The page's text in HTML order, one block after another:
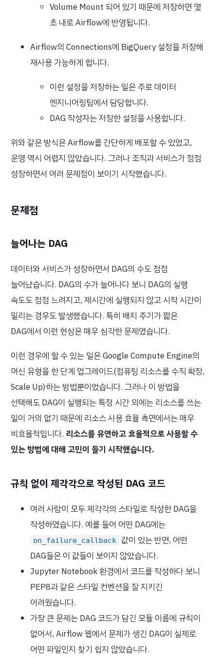
Volume Mount 되어 있기 때문에 저장하면 몇
초 내로 Airflow에 반영됩니다.
Airflow의 Connections에 BigQuery 설정을 저장해
재사용 가능하게 합니다.
이런 설정을 저장하는 일은 주로 데이터
엔지니어링팀에서 담당합니다.
DAG 작성자는 저장한 설정을 사용합니다.
위와 같은 방식은 Airflow를 간단하게 배포할 수 있었고,
운영 역시 어렵지 않았습니다. 그러나 조직과 서비스가 점점
성장하면서 여러 문제점이 보이기 시작했습니다.
문제점
늘어나는 DAG
데이터와 서비스가 성장하면서 DAG의 수도 점점
늘어났습니다. DAG의 수가 늘어나다 보니 DAG의 실행
속도도 점점 느려지고, 제시간에 실행되지 않고 시작 시간이
밀리는 경우도 발생했습니다. 특히 배치 주기가 짧은
DAG에서 이런 현상은 매우 심각한 문제였습니다.
이런 경우에 할 수 있는 일은 Google Compute Engine의
머신 유형을 한 단계 업그레이드(컴퓨팅 리소스를 수직 확장,
Scale Up)하는 방법뿐이었습니다. 그러나 이 방법을
선택해도 DAG이 실행되는 특정 시간 외에는 리소스를 쓰는
일이 거의 없기 때문에 리소스 사용 효율 측면에서는 매우
비효율적입니다. 리소스를 유연하고 효율적으로 사용할 수
있는 방법에 대해 고민이 들기 시작했습니다.
규칙 없이 제각각으로 작성된 DAG 코드
여러 사람이 모두 제각각의 스타일로 작성한 DAG을
작성하였습니다. 예를 들어 어떤 DAG에는
on_failure_callback
값이 있는 반면, 어떤
DAG들은 이 값들이 보이지 않았습니다.
Jupyter Notebook 환경에서 코드를 작성하다 보니
PEP8과 같은 스타일 컨벤션을 잘 지키긴
어려웠습니다.
가장 큰 문제는 DAG 코드가 담긴 모듈 이름에 규칙이
없어서, Airflow 웹에서 문제가 생긴 DAG이 실제로
어떤 파일인지 찾기 쉽지 않았습니다.